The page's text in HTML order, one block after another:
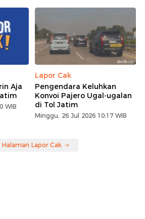
Aja
WIB
Lapor Cak
Pengendara Keluhkan
Konvoi Pajero Ugal-ugalan
di Tol Jatim
Minggu, 26 Jul 2026 10:17 WIB
Halaman Lapor Cak